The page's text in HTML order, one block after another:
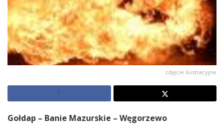
zdjęcie ilustracyjne
Gołdap – Banie Mazurskie – Węgorzewo